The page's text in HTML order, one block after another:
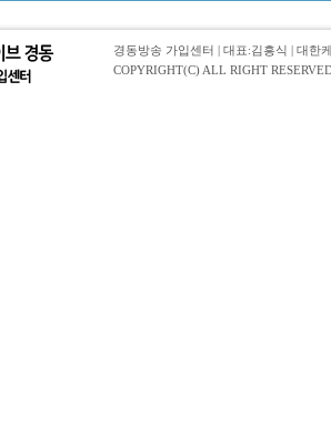
경동방송 가입센터 | 대표:김흥식 | 대한
COPYRIGHT(C) ALL RIGHT